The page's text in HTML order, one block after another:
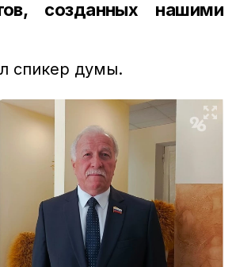
созданных нашими
спикер думы.